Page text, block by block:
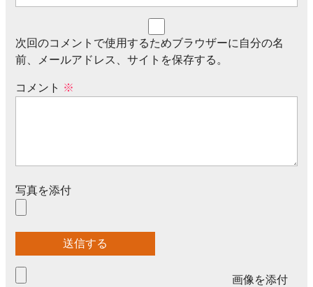
次回のコメントで使用するためブラウザーに自分の名
前、メールアドレス、サイトを保存する。
コメント ※
写真を添付
画像を添付